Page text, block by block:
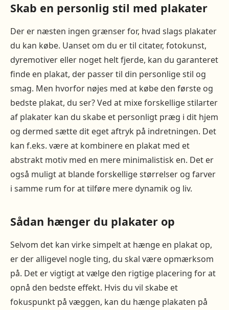
Skab en personlig stil med plakater
Der er næsten ingen grænser for, hvad slags plakater
du kan købe. Uanset om du er til citater, fotokunst,
dyremotiver eller noget helt fjerde, kan du garanteret
finde en plakat, der passer til din personlige stil og
smag. Men hvorfor nøjes med at købe den første og
bedste plakat, du ser? Ved at mixe forskellige stilarter
af plakater kan du skabe et personligt præg i dit hjem
og dermed sætte dit eget aftryk på indretningen. Det
kan f.eks. være at kombinere en plakat med et
abstrakt motiv med en mere minimalistisk en. Det er
også muligt at blande forskellige størrelser og farver
i samme rum for at tilføre mere dynamik og liv.
Sådan hænger du plakater op
Selvom det kan virke simpelt at hænge en plakat op,
er der alligevel nogle ting, du skal være opmærksom
på. Det er vigtigt at vælge den rigtige placering for at
opnå den bedste effekt. Hvis du vil skabe et
fokuspunkt på væggen, kan du hænge plakaten på